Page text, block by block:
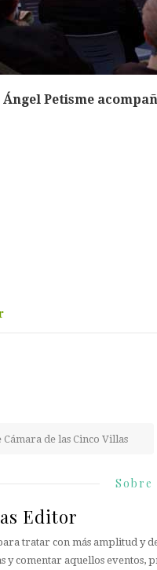
Ángel Petisme
Cámara de las Cinco Villas
Sobre
Editor
tratar con más amplitud y
y comentar aquellos eventos,